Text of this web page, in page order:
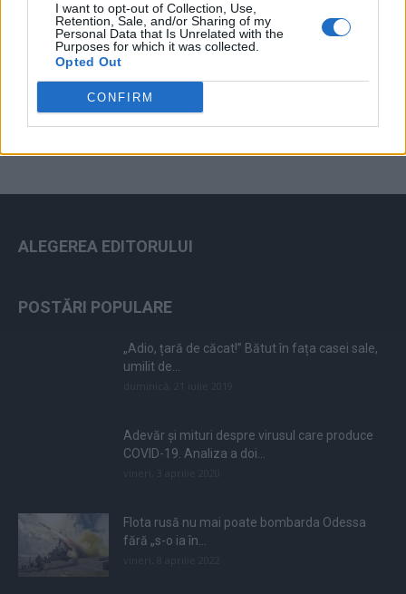
I want to opt-out of Collection, Use,
Retention, Sale, and/or Sharing of my
Personal Data that Is Unrelated with the
Purposes for which it was collected.
Opted Out
CONFIRM ad
ALEGEREA EDITORULUI
POSTĂRI POPULARE
„Adio, țară de căcat!” Bătut în fața casei sale,
umilit de...
Adevăr și mituri despre virusul care produce
COVID-19. Analiza a doi...
Flota rusă nu mai poate bombarda Odessa
fără „s-o ia în...